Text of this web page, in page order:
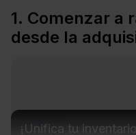
1. Comenzar a
desde la
¡Unifica tu